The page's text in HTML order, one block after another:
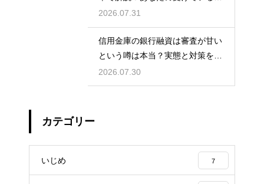
為は該当する？
2026.07.31
信用金庫の銀行融資は審査が甘い
という噂は本当？実態と対策を徹
底解説
2026.07.30
カテゴリー
いじめ 7